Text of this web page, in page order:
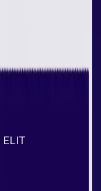
ELIT